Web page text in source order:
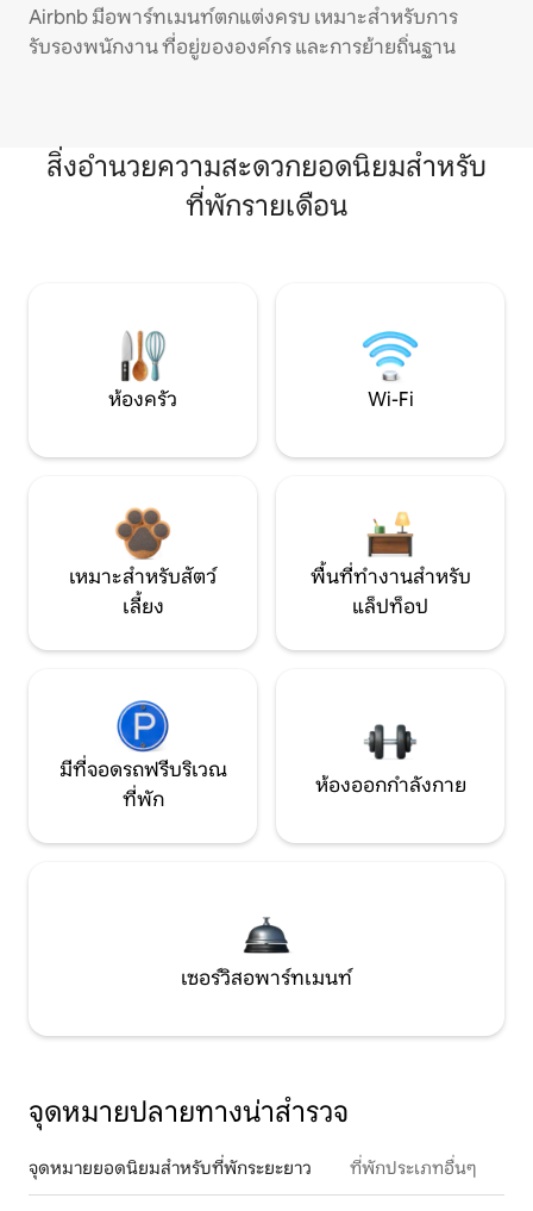
Airbnb มีอพาร์ทเมนท์ตกแต่งครบ เหมาะสำหรับการ
รับรองพนักงาน ที่อยู่ขององค์กร และการย้ายถิ่นฐาน
สิ่งอำนวยความสะดวกยอดนิยมสำหรับ
ที่พักรายเดือน
ห้องครัว Wi-Fi
เหมาะสำหรับสัตว์
เลี้ยง
พื้นที่ทำงานสำหรับ
แล็ปท็อป
มีที่จอดรถฟรีบริเวณ
ที่พัก
ห้องออกกำลังกาย
เซอร์วิสอพาร์ทเมนท์
จุดหมายปลายทางน่าสำรวจ
จุดหมายยอดนิยมสำหรับที่พักระยะยาว ที่พักประเภทอื่นๆ